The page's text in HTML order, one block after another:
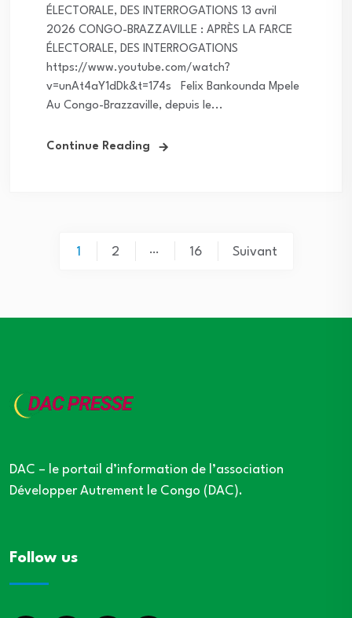
ÉLECTORALE, DES INTERROGATIONS 13 avril
2026 CONGO-BRAZZAVILLE : APRÈS LA FARCE
ÉLECTORALE, DES INTERROGATIONS
https://www.youtube.com/watch?
v=unAt4aY1dDk&t=174s Felix Bankounda Mpele
Au Congo-Brazzaville, depuis le...
Continue Reading
Pagination
1 2 … 16 Suivant
DAC – le portail d’information de l’association
Développer Autrement le Congo (DAC).
Follow us